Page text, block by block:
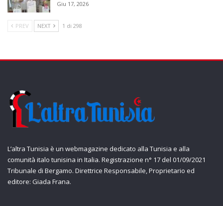
Giu 17, 2026
PREV NEXT 1 di 298
L’altra Tunisia è un webmagazine dedicato alla Tunisia e alla
comunità italo tunisina in Italia. Registrazione n° 17 del 01/09/2021
Tribunale di Bergamo. Direttrice Responsabile, Proprietario ed
editore: Giada Frana.